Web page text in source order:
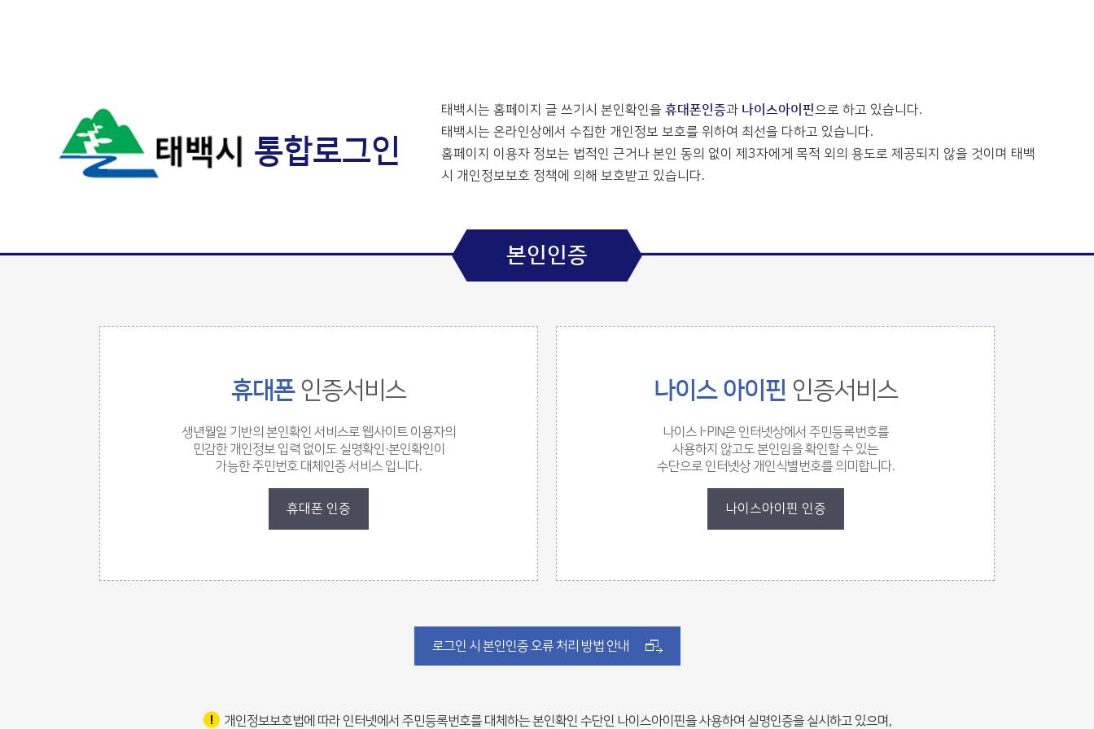
통합로그인
태백시는 홈페이지 글 쓰기시 본인확인을 휴대폰인증과 나이스아이핀으로 하고 있습니다.
태백시는 온라인상에서 수집한 개인정보 보호를 위하여 최선을 다하고 있습니다.
홈페이지 이용자 정보는 법적인 근거나 본인 동의 없이 제3자에게 목적 외의 용도로 제공되지 않을 것이며 태백
시 개인정보보호 정책에 의해 보호받고 있습니다.
본인인증
값 체크 폼
휴대폰인증서비스
생년월일 기반의 본인확인 서비스로 웹사이트 이용자의
민감한 개인정보 입력 없이도 실명확인·본인확인이
가능한 주민번호 대체인증 서비스 입니다.
휴대폰 인증
나이스 아이핀 인증서비스
나이스 I-PIN은 인터넷상에서 주민등록번호를
사용하지 않고도 본인임을 확인할 수 있는
수단으로 인터넷상 개인식별번호를 의미합니다.
나이스아이핀 인증
로그인 폼
로그인 시 본인인증 오류 처리 방법 안내
개인정보보호법에 따라 인터넷에서 주민등록번호를 대체하는 본인확인 수단인 나이스아이핀을 사용하여 실명인증을 실시하고 있으며,